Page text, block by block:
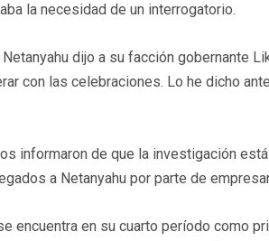
la necesidad de un interrogatorio.
dijo a su facción gobernante
con las celebraciones. Lo he dicho
informaron de que la investigación
a Netanyahu por parte de
encuentra en su cuarto período como